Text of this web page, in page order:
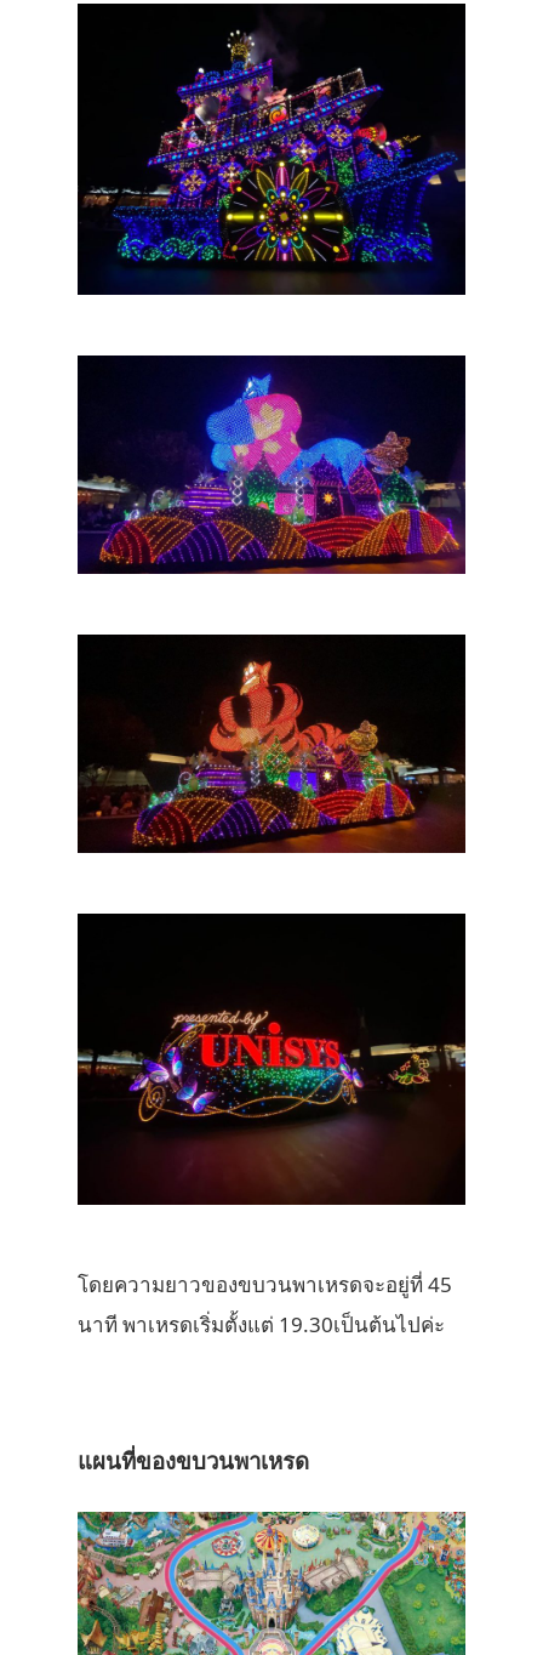
โดยความยาวของขบวนพาเหรดจะอยู่ที่ 45
นาที พาเหรดเริ่มตั้งแต่ 19.30เป็นต้นไปค่ะ
แผนที่ของขบวนพาเหรด